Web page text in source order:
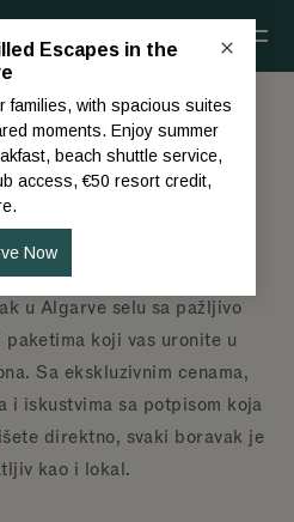
Resort
i paketi
u Algarve selu sa pažljivo
koji vas uronite u
Sa ekskluzivnim cenama,
i iskustvima sa potpisom koja
direktno, svaki boravak je
kao i lokal.